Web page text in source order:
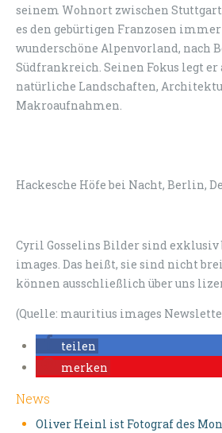
seinem Wohnort zwischen
es den gebürtigen Franzosen
wunderschöne Alpenvorland, nach
Südfrankreich. Seinen Fokus legt er
natürliche Landschaften,
Makroaufnahmen.
Hackesche Höfe bei Nacht, Berlin,
Cyril Gosselins Bilder sind
images. Das heißt, sie sind nicht
können ausschließlich über uns
(Quelle: mauritius images
teilen
merken
News
Oliver Heinl ist Fotograf des